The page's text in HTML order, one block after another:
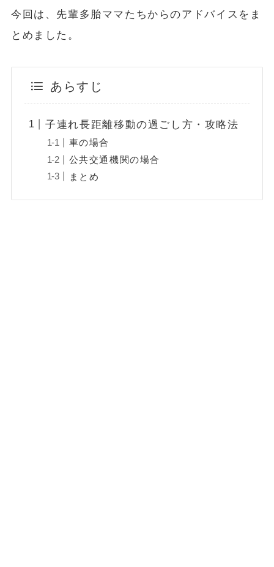
今回は、先輩多胎ママたちからのアドバイスをま
とめました。
あらすじ
子連れ長距離移動の過ごし方・攻略法
車の場合
公共交通機関の場合
まとめ